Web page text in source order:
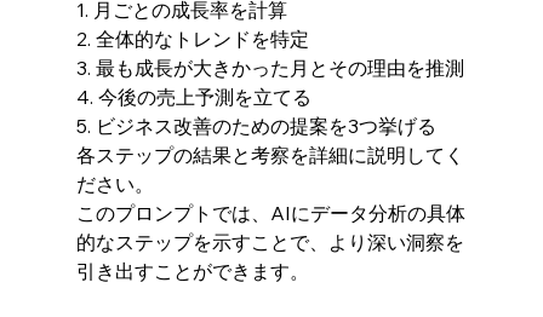
1. 月ごとの成長率を計算
2. 全体的なトレンドを特定
3. 最も成長が大きかった月とその理由を推測
4. 今後の売上予測を立てる
5. ビジネス改善のための提案を3つ挙げる
各ステップの結果と考察を詳細に説明してく
ださい。
このプロンプトでは、AIにデータ分析の具体
的なステップを示すことで、より深い洞察を
引き出すことができます。